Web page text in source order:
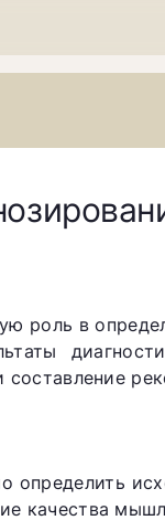
роль в
определить
качества